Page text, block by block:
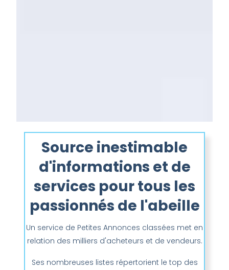
Source inestimable
d'informations et de
services pour tous les
passionnés de l'abeille
Un service de Petites Annonces classées met en
relation des milliers d'acheteurs et de vendeurs.
Ses nombreuses listes répertorient le top des